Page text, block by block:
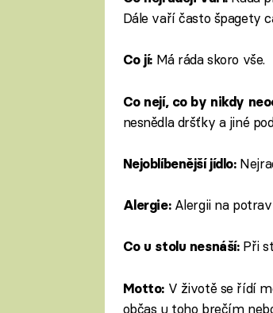
Dále vaří často špagety
Co jí:Má ráda skoro vše.
Co nejí, co by nikdy
nesnědla dršťky a jiné
Nejoblíbenější jídlo:
Alergie: Alergii na
Co u stolu nesnáší:Při
Motto: V životě se řídí
občas u toho brečím